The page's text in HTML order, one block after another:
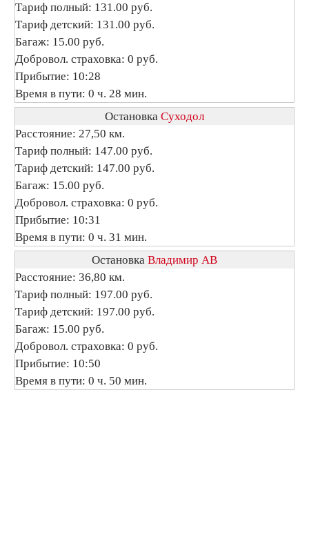
Тариф полный: 131.00 руб.
Тариф детский: 131.00 руб.
Багаж: 15.00 руб.
Добровол. страховка: 0 руб.
Прибытие: 10:28
Время в пути: 0 ч. 28 мин.
Остановка Суходол
Расстояние: 27,50 км.
Тариф полный: 147.00 руб.
Тариф детский: 147.00 руб.
Багаж: 15.00 руб.
Добровол. страховка: 0 руб.
Прибытие: 10:31
Время в пути: 0 ч. 31 мин.
Остановка Владимир АВ
Расстояние: 36,80 км.
Тариф полный: 197.00 руб.
Тариф детский: 197.00 руб.
Багаж: 15.00 руб.
Добровол. страховка: 0 руб.
Прибытие: 10:50
Время в пути: 0 ч. 50 мин.